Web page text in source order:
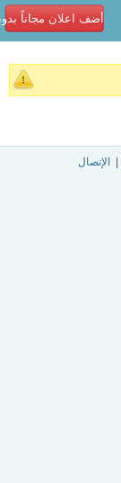
أضف اعلان مجاناً
الإتصال